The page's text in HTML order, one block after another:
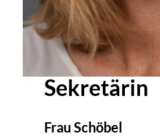
Sekretärin
Frau Schöbel